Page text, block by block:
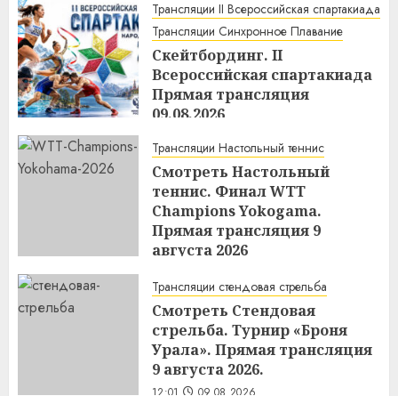
Трансляции II Всероссийская спартакиада
Трансляции Синхронное Плавание
Скейтбординг. II
Всероссийская спартакиада
Прямая трансляция
09.08.2026
Трансляции Настольный теннис
Смотреть Настольный
теннис. Финал WTТ
Champions Yokogama.
Прямая трансляция 9
августа 2026
Трансляции стендовая стрельба
Смотреть Стендовая
стрельба. Турнир «Броня
Урала». Прямая трансляция
9 августа 2026.
12:01 09.08.2026